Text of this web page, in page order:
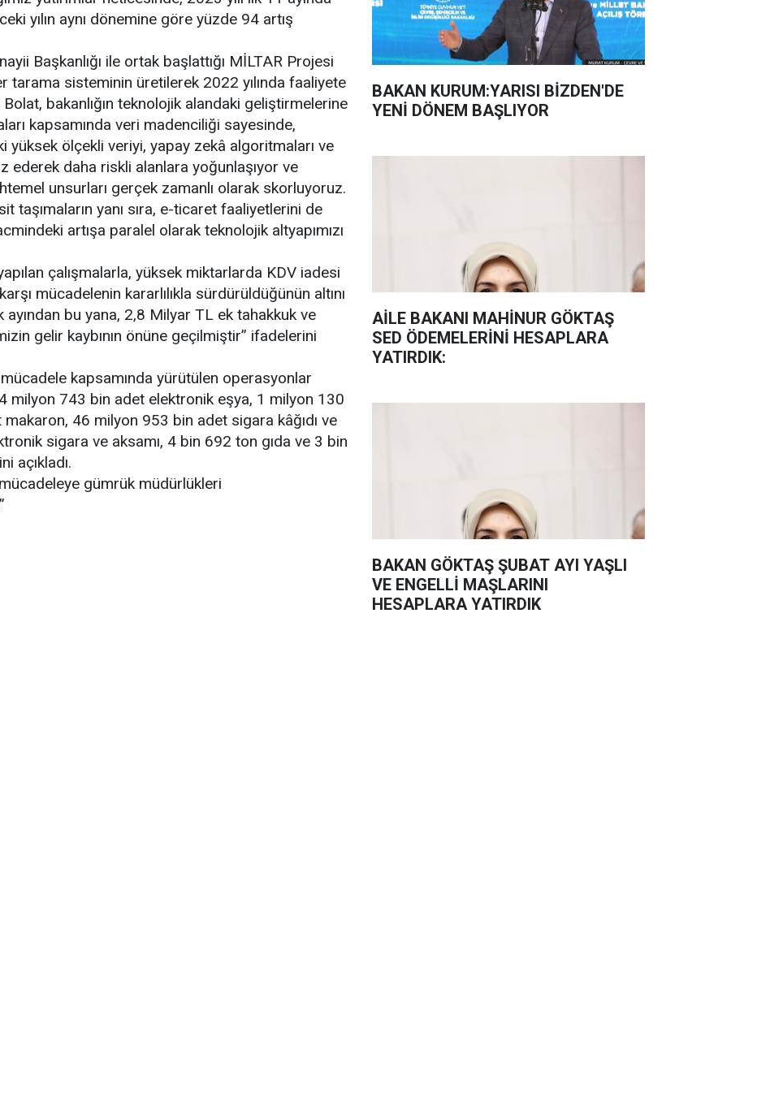
yılın aynı dönemine göre yüzde 94 artış
Başkanlığı ile ortak başlattığı MİLTAR Projesi
tarama sisteminin üretilerek 2022 yılında faaliyete
Bolat, bakanlığın teknolojik alandaki geliştirmelerine
kapsamında veri madenciliği sayesinde,
yüksek ölçekli veriyi, yapay zekâ algoritmaları ve
ederek daha riskli alanlara yoğunlaşıyor ve
unsurları gerçek zamanlı olarak skorluyoruz.
taşımaların yanı sıra, e-ticaret faaliyetlerini de
artışa paralel olarak teknolojik altyapımızı
çalışmalarla, yüksek miktarlarda KDV iadesi
mücadelenin kararlılıkla sürdürüldüğünün altını
ayından bu yana, 2,8 Milyar TL ek tahakkuk ve
gelir kaybının önüne geçilmiştir” ifadelerini
mücadele kapsamında yürütülen operasyonlar
milyon 743 bin adet elektronik eşya, 1 milyon 130
46 milyon 953 bin adet sigara kâğıdı ve
sigara ve aksamı, 4 bin 692 ton gıda ve 3 bin
açıkladı.
gümrük müdürlükleri
BAKAN KURUM:YARISI BİZDEN'DE
YENİ DÖNEM BAŞLIYOR
AİLE BAKANI MAHİNUR GÖKTAŞ
SED ÖDEMELERİNİ HESAPLARA
YATIRDIK:
BAKAN GÖKTAŞ ŞUBAT AYI YAŞLI
VE ENGELLİ MAŞLARINI
HESAPLARA YATIRDIK